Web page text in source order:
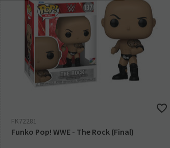
FK72281
Funko Pop! WWE - The Rock (Final)